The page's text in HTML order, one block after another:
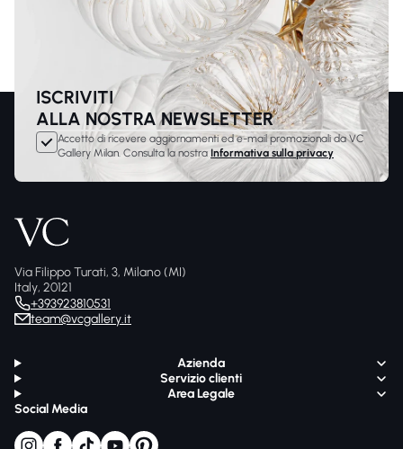
ISCRIVITI
ALLA NOSTRA NEWSLETTER
Accetto di ricevere aggiornamenti ed e-mail promozionali da VC
Gallery Milan. Consulta la nostra Informativa sulla privacy
Via Filippo Turati, 3, Milano (MI)
Italy, 20121
+393923810531
team@vcgallery.it
Azienda
Servizio clienti
Area Legale
Social Media